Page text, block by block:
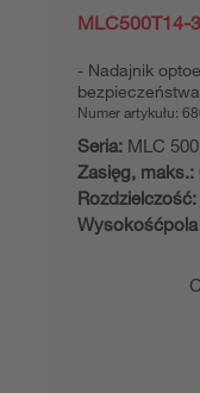
MLC500T14-
Nadajnik
bezpieczeństwa
Numer artykułu:
Seria: MLC 500
Zasięg, maks.:
Rozdzielczość: